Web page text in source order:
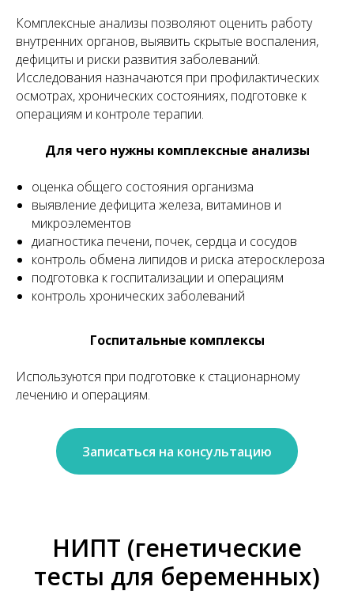
Комплексные анализы позволяют оценить работу
внутренних органов, выявить скрытые воспаления,
дефициты и риски развития заболеваний.
Исследования назначаются при профилактических
осмотрах, хронических состояниях, подготовке к
операциям и контроле терапии.
Для чего нужны комплексные анализы
оценка общего состояния организма
выявление дефицита железа, витаминов и
микроэлементов
диагностика печени, почек, сердца и сосудов
контроль обмена липидов и риска атеросклероза
подготовка к госпитализации и операциям
контроль хронических заболеваний
Госпитальные комплексы
Используются при подготовке к стационарному
лечению и операциям.
Записаться на консультацию
НИПТ (генетические
тесты для беременных)